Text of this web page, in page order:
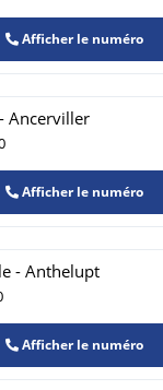
Afficher le numéro
Ancerviller
Afficher le numéro
- Anthelupt
Afficher le numéro